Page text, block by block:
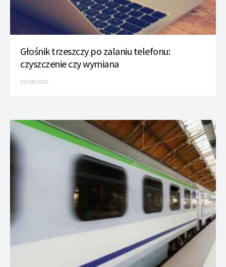
Głośnik trzeszczy po zalaniu telefonu:
czyszczenie czy wymiana
05/08/2026